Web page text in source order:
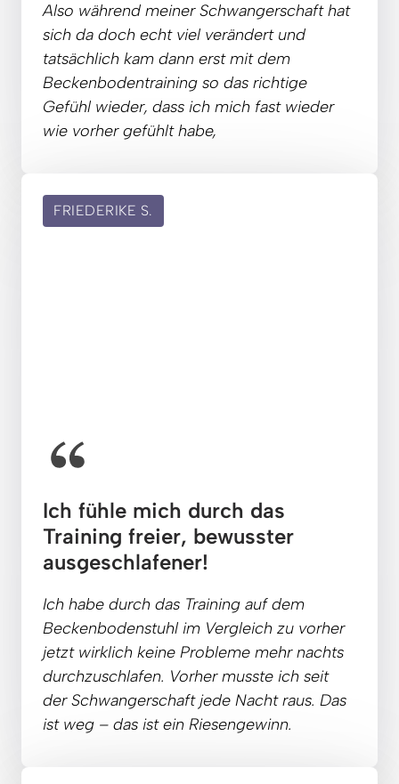
Also während meiner Schwangerschaft
hat
sich da doch echt viel verändert
tatsächlich kam dann erst mit
Beckenbodentraining so das
Gefühl wieder, dass ich mich fast
wieder
wie vorher gefühlt habe,
FRIEDERIKE S.
Ich fühle mich durch das
Training freier, bewusster
ausgeschlafener!
Ich habe durch das Training auf
Beckenbodenstuhl im Vergleich zu
vorher
jetzt wirklich keine Probleme mehr
durchzuschlafen. Vorher musste ich
seit
der Schwangerschaft jede Nacht raus.
ist weg – das ist ein Riesengewinn.